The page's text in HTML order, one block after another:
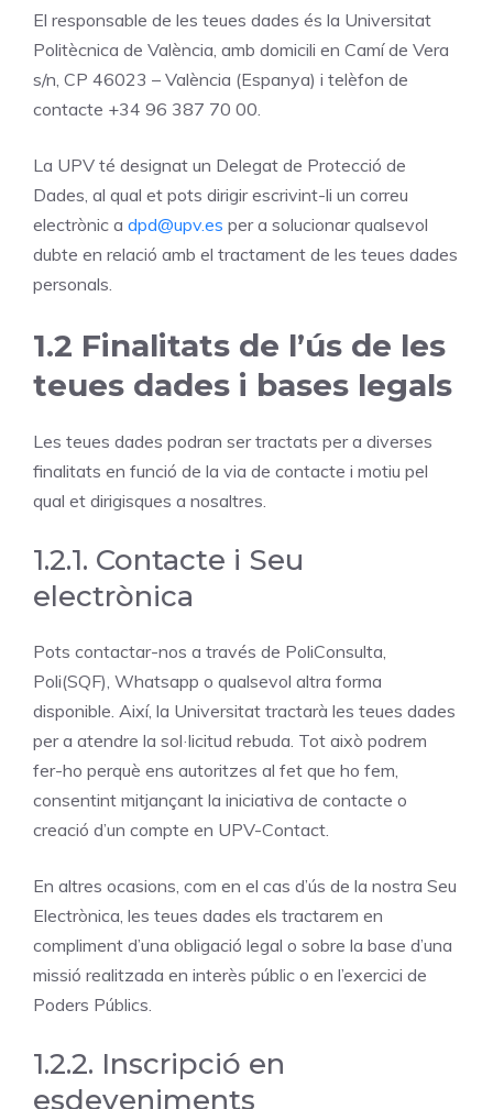
El responsable de les teues dades és la Universitat
Politècnica de València, amb domicili en Camí de Vera
s/n, CP 46023 – València (Espanya) i telèfon de
contacte +34 96 387 70 00.
La UPV té designat un Delegat de Protecció de
Dades, al qual et pots dirigir escrivint-li un correu
electrònic a dpd@upv.es per a solucionar qualsevol
dubte en relació amb el tractament de les teues dades
personals.
1.2 Finalitats de l’ús de les
teues dades i bases legals
Les teues dades podran ser tractats per a diverses
finalitats en funció de la via de contacte i motiu pel
qual et dirigisques a nosaltres.
1.2.1. Contacte i Seu
electrònica
Pots contactar-nos a través de PoliConsulta,
Poli(SQF), Whatsapp o qualsevol altra forma
disponible. Així, la Universitat tractarà les teues dades
per a atendre la sol·licitud rebuda. Tot això podrem
fer-ho perquè ens autoritzes al fet que ho fem,
consentint mitjançant la iniciativa de contacte o
creació d’un compte en UPV-Contact.
En altres ocasions, com en el cas d’ús de la nostra Seu
Electrònica, les teues dades els tractarem en
compliment d’una obligació legal o sobre la base d’una
missió realitzada en interès públic o en l’exercici de
Poders Públics.
1.2.2. Inscripció en
esdeveniments